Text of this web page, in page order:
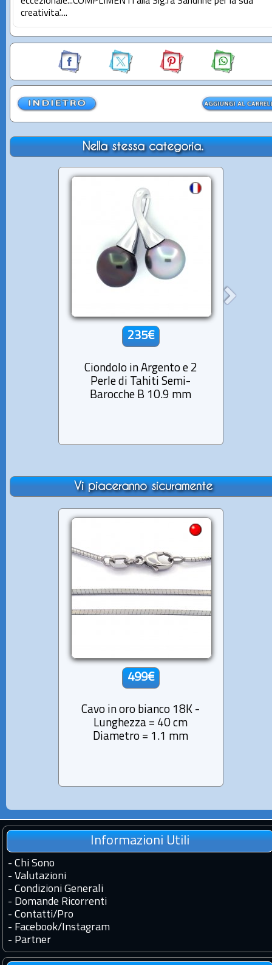
creativita'....
Nella stessa categoria.
235€
Ciondolo in Argento e 2
Perle di Tahiti Semi-
Barocche B 10.9 mm
Vi piaceranno sicuramente
499€
Cavo in oro bianco 18K -
Lunghezza = 40 cm
Diametro = 1.1 mm
Informazioni Utili
- Chi Sono
- Valutazioni
- Condizioni Generali
- Domande Ricorrenti
- Contatti/Pro
- Facebook/Instagram
- Partner